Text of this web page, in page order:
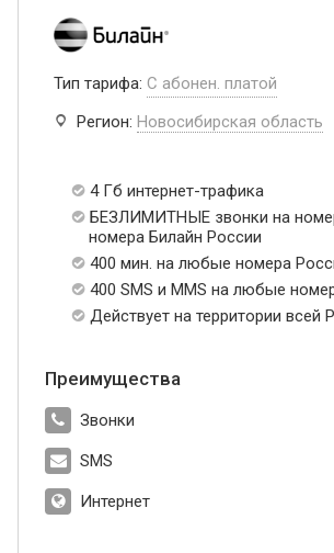
Тип тарифа: С абонен. платой
Регион: Новосибирская область
4 Гб интернет-трафика
БЕЗЛИМИТНЫЕ звонки на
номера Билайн России
400 мин. на любые номера
400 SMS и MMS на любые
Действует на территории всей
Преимущества
Звонки
SMS
Интернет